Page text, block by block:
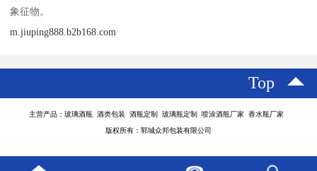
象征物。
m.jiuping888.b2b168.com
Top
主营产品：玻璃酒瓶 酒类包装 酒瓶定制 玻璃瓶定制 喷涂酒瓶厂家 香水瓶厂家
版权所有：郓城众邦包装有限公司